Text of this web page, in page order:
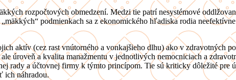
rozpočtových obmedzení. Medzi tie patrí nesystémové
podmienkach sa z ekonomického hľadiska rodia
aktív (cez rast vnútorného a vonkajšieho dlhu) ako v zdravotných
úroveň a kvalita manažmentu v jednotlivých nemocniciach a
rady a účtovnej firmy k týmto princípom. Tie sú kriticky dôležité pre
ich náhradou.